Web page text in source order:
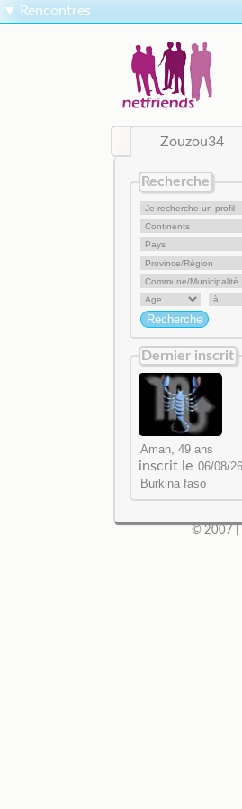
▼ Rencontres
Zouzou34
Recherche
Dernier inscrit
inscrit le
© 2007 |